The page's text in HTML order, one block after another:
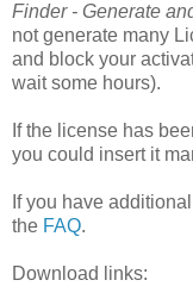
Finder - Generate
not generate many
and block your
wait some hours).
If the license has
you could insert it
If you have
the FAQ.
Download links: